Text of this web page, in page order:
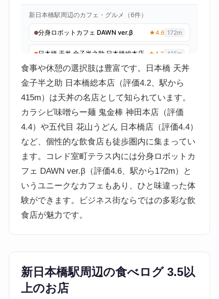
食事や休憩の選択肢は豊富です。日本橋 天丼
金子半之助 日本橋総本店（評価4.2、駅から
415m）は天丼の名店として知られています。
カラシビ味噌らー麺 鬼金棒 神田本店（評価
4.4）や五代目 花山うどん 日本橋店（評価4.4）
など、個性的な飲食店も徒歩圏内に集まってい
ます。コレド室町テラス内には分身ロボットカ
フェ DAWN ver.β（評価4.6、駅から172m）と
いうユニークなカフェもあり、ひと味違った体
験ができます。ビジネス街ならではの多彩な飲
食店が魅力です。
新日本橋駅周辺の食べログ 3.5以
上のお店